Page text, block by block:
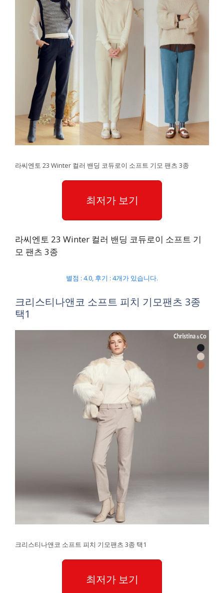
라씨엔토 23 Winter 컬러 밴딩 코듀로이 소프트 기모 팬츠 3종
최저가 보기
라씨엔토 23 Winter 컬러 밴딩 코듀로이 소프트 기
모 팬츠 3종
별점 : 4.0, 후기 : 4개가 있습니다.
크리스티나앤코 소프트 피치 기모팬츠 3종
택1
크리스티나앤코 소프트 피치 기모팬츠 3종 택1
최저가 보기